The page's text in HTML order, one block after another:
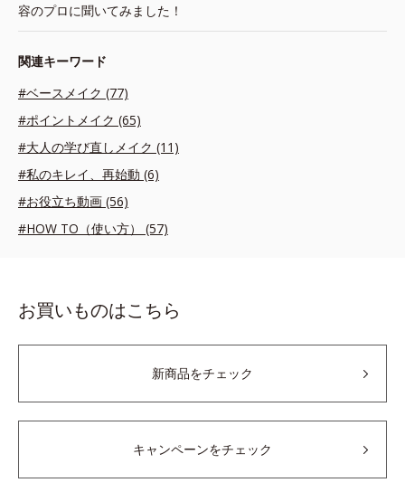
容のプロに聞いてみました！
関連キーワード
#ベースメイク (77)
#ポイントメイク (65)
#大人の学び直しメイク (11)
#私のキレイ、再始動 (6)
#お役立ち動画 (56)
#HOW TO（使い方） (57)
お買いものはこちら
新商品をチェック
キャンペーンをチェック